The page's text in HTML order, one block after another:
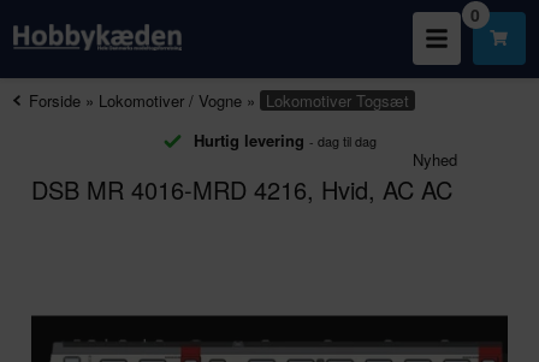
0
Forside » Lokomotiver / Vogne » LokomotiverTogsæt
Hurtig levering - dag til dag
Nyhed
DSB MR 4016-MRD 4216, Hvid, AC AC